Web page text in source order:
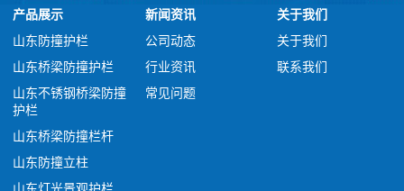
产品展示
山东防撞护栏
山东桥梁防撞护栏
山东不锈钢桥梁防撞
护栏
山东桥梁防撞栏杆
山东防撞立柱
新闻资讯
公司动态
行业资讯
常见问题
关于我们
关于我们
联系我们